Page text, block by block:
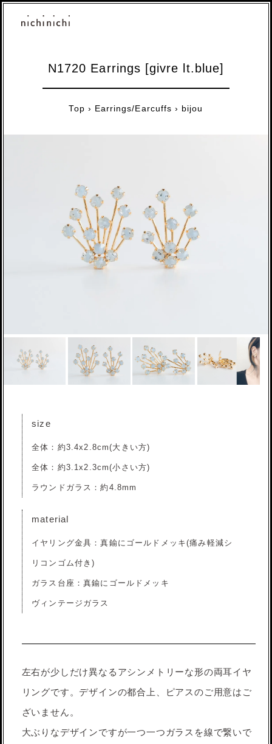
N1720 Earrings [givre lt.blue]
Top › Earrings/Earcuffs › bijou
size
全体：約3.4x2.8cm(大きい方)
全体：約3.1x2.3cm(小さい方)
ラウンドガラス：約4.8mm
material
イヤリング金具：真鍮にゴールドメッキ(痛み軽減シ
リコンゴム付き)
ガラス台座：真鍮にゴールドメッキ
ヴィンテージガラス
左右が少しだけ異なるアシンメトリーな形の両耳イヤ
リングです。デザインの都合上、ピアスのご用意はご
ざいません。
大ぶりなデザインですが一つ一つガラスを線で繋いで